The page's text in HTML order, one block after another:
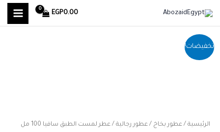
المحتوى
EGP0.00
تخفيضات!
الرئيسية / عطور بخاخ / عطور رجالية / عطر لمست الطبق سافيا 100 مل